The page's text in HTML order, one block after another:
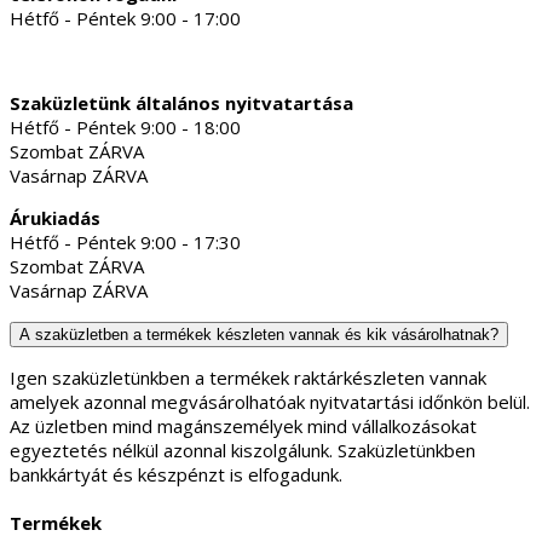
Hétfő - Péntek 9:00 - 17:00
Szaküzletünk általános nyitvatartása
Hétfő - Péntek 9:00 - 18:00
Szombat ZÁRVA
Vasárnap ZÁRVA
Árukiadás
Hétfő - Péntek 9:00 - 17:30
Szombat ZÁRVA
Vasárnap ZÁRVA
A szaküzletben a termékek készleten vannak és kik vásárolhatnak?
Igen szaküzletünkben a termékek raktárkészleten vannak
amelyek azonnal megvásárolhatóak nyitvatartási időnkön belül.
Az üzletben mind magánszemélyek mind vállalkozásokat
egyeztetés nélkül azonnal kiszolgálunk. Szaküzletünkben
bankkártyát és készpénzt is elfogadunk.
Termékek